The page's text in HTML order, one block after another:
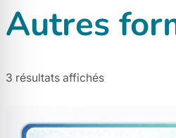
Autres
3 résultats affichés